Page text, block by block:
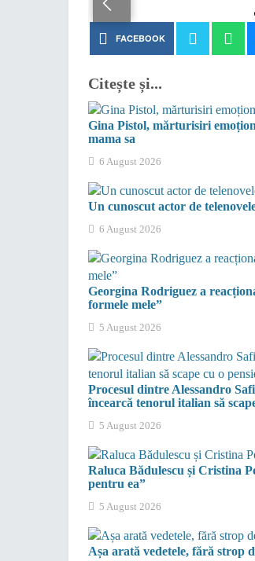
FACEBOOK
Citește și...
Gina Pistol, mărturisiri
mama sa
6 August 2026
Un cunoscut actor de
6 August 2026
Georgina Rodriguez a
formele mele”
5 August 2026
Procesul dintre Alessandro
încearcă tenorul italian să
5 August 2026
Raluca Bădulescu și Cristina
pentru ea”
5 August 2026
Așa arată vedetele, fără strop